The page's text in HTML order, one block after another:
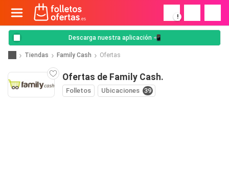
!
Descarga nuestra aplicación 📲
Tiendas Family Cash Ofertas
Ofertas de Family Cash.
Folletos Ubicaciones 39